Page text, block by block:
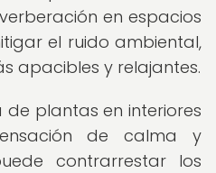
en espacios
el ruido ambiental,
apacibles y relajantes.
de plantas en interiores
de calma y
contrarrestar los